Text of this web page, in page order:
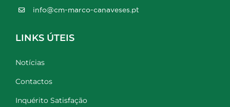
info@cm-marco-canaveses.pt
LINKS ÚTEIS
Notícias
Contactos
Inquérito Satisfação